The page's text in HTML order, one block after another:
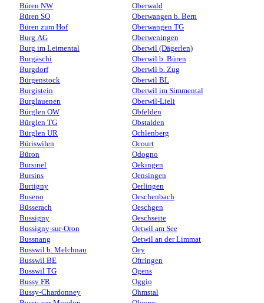
Büren NW
Büren SO
Büren zum Hof
Burg AG
Burg im Leimental
Burgäschi
Burgdorf
Bürgenstock
Burgistein
Burglauenen
Bürglen OW
Bürglen TG
Bürglen UR
Büriswilen
Büron
Bursinel
Bursins
Burtigny
Buseno
Büsserach
Bussigny
Bussigny-sur-Oron
Bussnang
Busswil b. Melchnau
Busswil BE
Busswil TG
Bussy FR
Bussy-Chardonney
Oberwald
Oberwangen b. Bern
Oberwangen TG
Oberweningen
Oberwil (Dägerlen)
Oberwil b. Büren
Oberwil b. Zug
Oberwil BL
Oberwil im Simmental
Oberwil-Lieli
Obfelden
Obstalden
Ochlenberg
Ocourt
Odogno
Oekingen
Oensingen
Oerlingen
Oeschenbach
Oeschgen
Oeschseite
Oetwil am See
Oetwil an der Limmat
Oey
Oftringen
Ogens
Oggio
Ohmstal